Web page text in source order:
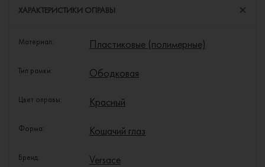
ХАРАКТЕРИСТИКИ ОПРАВЫ
Материал: Пластиковые (полимерные)
Тип рамки: Ободковая
Цвет оправы: Красный
Форма: Кошачий глаз
Бренд: Versace